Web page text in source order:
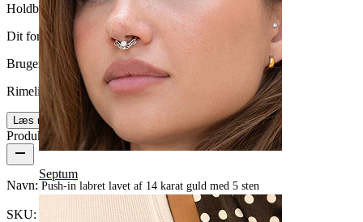
Septum
Holdbarhed
Dit for altid
Brugervenlighed
Rimelig nemt
Læs mere
Produktdetaljer
Navn: Push-in labret lavet af 14 karat guld med 5 sten
SKU: